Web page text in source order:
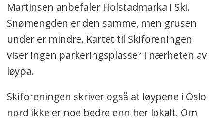
Martinsen anbefaler Holstadmarka i Ski.
Snømengden er den samme, men grusen
under er mindre. Kartet til Skiforeningen
viser ingen parkeringsplasser i nærheten av
løypa.
Skiforeningen skriver også at løypene i Oslo
nord ikke er noe bedre enn her lokalt. Om